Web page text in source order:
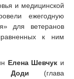
и медицинской
ежегодную
для ветеранов
к ним
Елена Шевчук и
Доди (глава